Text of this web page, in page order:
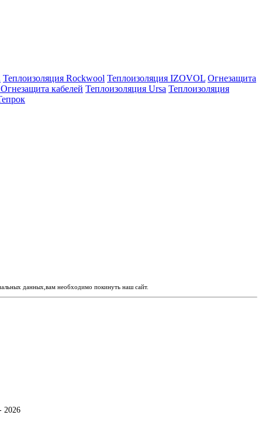
Теплоизоляция Rockwool Теплоизоляция IZOVOL Огнезащита
Огнезащита кабелей Теплоизоляция Ursa Теплоизоляция
данных,вам необходимо покинуть наш сайт.
2026